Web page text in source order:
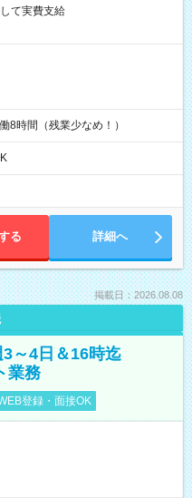
て実費支給
8時間（残業少なめ！）
る 詳細へ
掲載日：2026.08.08
～4日＆16時迄
業務
登録・面接OK